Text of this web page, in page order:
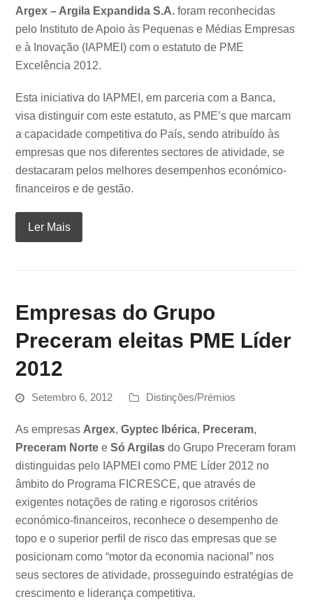
Argex – Argila Expandida S.A. foram reconhecidas
pelo Instituto de Apoio às Pequenas e Médias Empresas
e à Inovação (IAPMEI) com o estatuto de PME
Excelência 2012.
Esta iniciativa do IAPMEI, em parceria com a Banca,
visa distinguir com este estatuto, as PME’s que marcam
a capacidade competitiva do País, sendo atribuído às
empresas que nos diferentes sectores de atividade, se
destacaram pelos melhores desempenhos económico-
financeiros e de gestão.
Ler Mais
Empresas do Grupo
Preceram eleitas PME Líder
2012
Setembro 6, 2012 Distinções/Prémios
As empresas Argex,Gyptec Ibérica, Preceram,
Preceram Norte eSó Argilas do Grupo Preceram foram
distinguidas pelo IAPMEI como PME Líder 2012 no
âmbito do Programa FICRESCE, que através de
exigentes notações de rating e rigorosos critérios
económico-financeiros, reconhece o desempenho de
topo e o superior perfil de risco das empresas que se
posicionam como “motor da economia nacional” nos
seus sectores de atividade, prosseguindo estratégias de
crescimento e liderança competitiva.